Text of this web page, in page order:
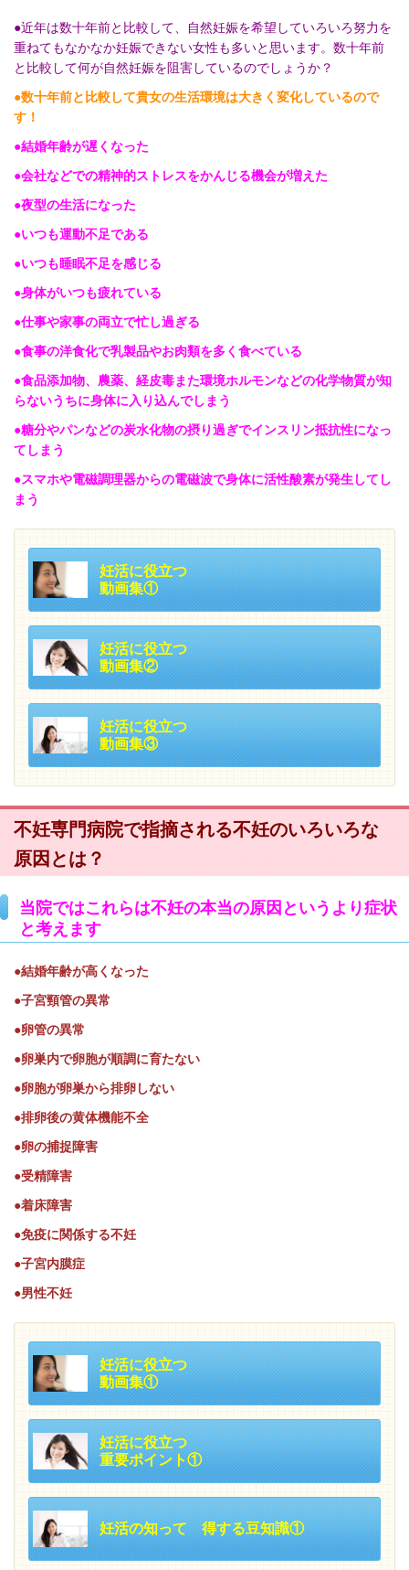
●近年は数十年前と比較して、自然妊娠を希望していろいろ努力を
重ねてもなかなか妊娠できない女性も多いと思います。数十年前
と比較して何が自然妊娠を阻害しているのでしょうか？
●数十年前と比較して貴女の生活環境は大きく変化しているので
す！
●結婚年齢が遅くなった
●会社などでの精神的ストレスをかんじる機会が増えた
●夜型の生活になった
●いつも運動不足である
●いつも睡眠不足を感じる
●身体がいつも疲れている
●仕事や家事の両立で忙し過ぎる
●食事の洋食化で乳製品やお肉類を多く食べている
●食品添加物、農薬、経皮毒また環境ホルモンなどの化学物質が知
らないうちに身体に入り込んでしまう
●糖分やパンなどの炭水化物の摂り過ぎでインスリン抵抗性になっ
てしまう
●スマホや電磁調理器からの電磁波で身体に活性酸素が発生してし
まう
妊活に役立つ
動画集①
妊活に役立つ
動画集②
妊活に役立つ
動画集③
不妊専門病院で指摘される不妊のいろいろな
原因とは？
当院ではこれらは不妊の本当の原因というより症状
と考えます
●結婚年齢が高くなった
●子宮頸管の異常
●卵管の異常
●卵巣内で卵胞が順調に育たない
●卵胞が卵巣から排卵しない
●排卵後の黄体機能不全
●卵の捕捉障害
●受精障害
●着床障害
●免疫に関係する不妊
●子宮内膜症
●男性不妊
妊活に役立つ
動画集①
妊活に役立つ
重要ポイント①
妊活の知って 得する豆知識①